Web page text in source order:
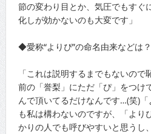
節の変わり目とか、気圧でもすぐ
化しが効かないのも大変です」
◆愛称“よりぴ”の命名由来などは？
「これは説明するまでもないの
前の「誉梨」にただ「ぴ」をつけ
んで頂いてるだけなんです…(笑)
も私は構わないのですが、「より
かりの人でも呼びやすいと思うし